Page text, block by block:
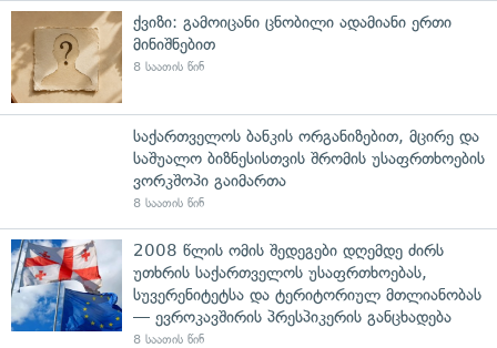
ქვიზი: გამოიცანი ცნობილი ადამიანი ერთი
მინიშნებით
8 საათის წინ
საქართველოს ბანკის ორგანიზებით, მცირე და
საშუალო ბიზნესისთვის შრომის უსაფრთხოების
ვორკშოპი გაიმართა
8 საათის წინ
2008 წლის ომის შედეგები დღემდე ძირს
უთხრის საქართველოს უსაფრთხოებას,
სუვერენიტეტსა და ტერიტორიულ მთლიანობას
— ევროკავშირის პრესპიკერის განცხადება
8 საათის წინ